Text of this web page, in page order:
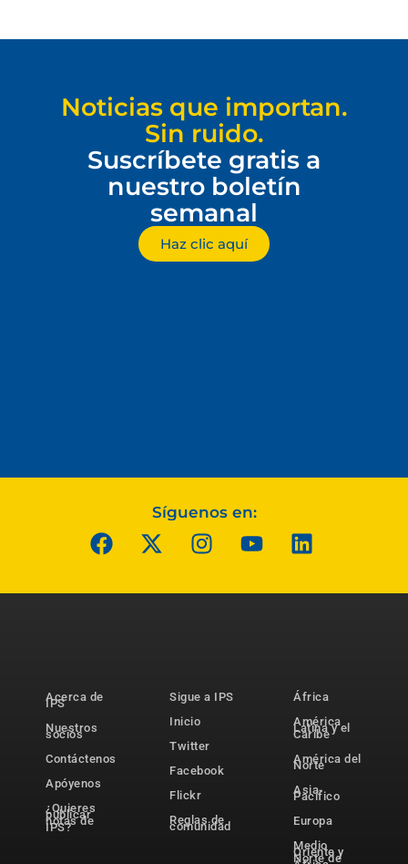
Noticias que importan.
Sin ruido.
Suscríbete gratis a
nuestro boletín
semanal
Haz clic aquí
Síguenos en:
Acerca de
IPS
Nuestros
socios
Contáctenos
Apóyenos
¿Quieres
publicar
notas de
IPS?
Sigue a IPS
Inicio
Twitter
Facebook
Flickr
Reglas de
comunidad
África
América
Latina y el
Caribe
América del
Norte
Asia-
Pacífico
Europa
Medio
Oriente y
Norte de